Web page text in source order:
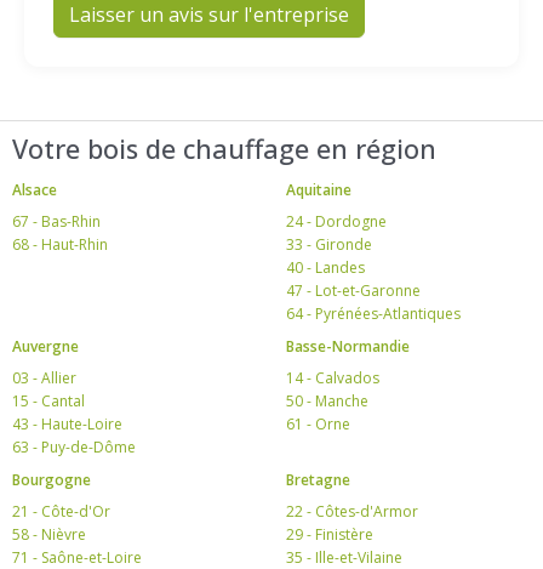
Laisser un avis sur l'entreprise
Votre bois de chauffage en région
Alsace
67 - Bas-Rhin
68 - Haut-Rhin
Aquitaine
24 - Dordogne
33 - Gironde
40 - Landes
47 - Lot-et-Garonne
64 - Pyrénées-Atlantiques
Auvergne
03 - Allier
15 - Cantal
43 - Haute-Loire
63 - Puy-de-Dôme
Basse-Normandie
14 - Calvados
50 - Manche
61 - Orne
Bourgogne
21 - Côte-d'Or
58 - Nièvre
71 - Saône-et-Loire
Bretagne
22 - Côtes-d'Armor
29 - Finistère
35 - Ille-et-Vilaine